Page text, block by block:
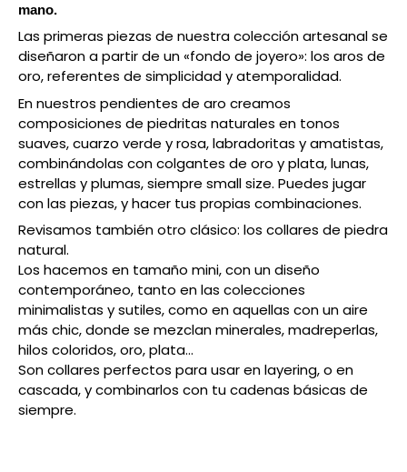
mano.
Las primeras piezas de nuestra colección artesanal se
diseñaron a partir de un «fondo de joyero»: los aros de
oro, referentes de simplicidad y atemporalidad.
En nuestros pendientes de aro creamos
composiciones de piedritas naturales en tonos
suaves, cuarzo verde y rosa, labradoritas y amatistas,
combinándolas con colgantes de oro y plata, lunas,
estrellas y plumas, siempre small size. Puedes jugar
con las piezas, y hacer tus propias combinaciones.
Revisamos también otro clásico: los collares de piedra
natural.
Los hacemos en tamaño mini, con un diseño
contemporáneo, tanto en las colecciones
minimalistas y sutiles, como en aquellas con un aire
más chic, donde se mezclan minerales, madreperlas,
hilos coloridos, oro, plata…
Son collares perfectos para usar en layering, o en
cascada, y combinarlos con tu cadenas básicas de
siempre.